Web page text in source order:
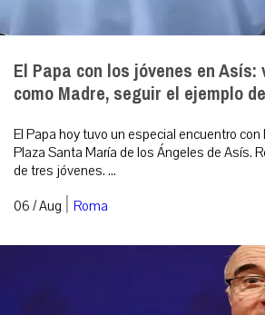
El Papa con los jóvenes en
como Madre, seguir el ejemplo
El Papa hoy tuvo un especial encuentro
Plaza Santa María de los Ángeles de Asís.
de tres jóvenes. ...
06 / Aug | Roma